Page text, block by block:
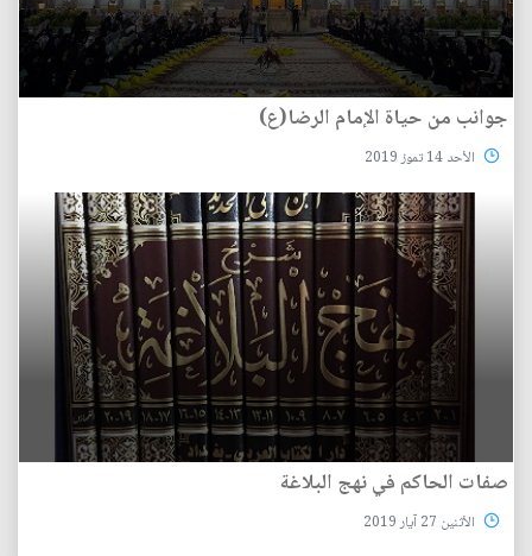
جوانب من حياة الإمام الرضا(ع)
الأحد 14 تموز 2019
صفات الحاكم في نهج البلاغة
الأثنين 27 آيار 2019